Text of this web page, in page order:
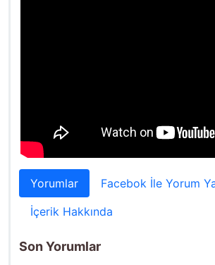
Yorumlar
Facebok İle Yorum
İçerik Hakkında
Son Yorumlar